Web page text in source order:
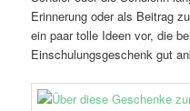
Erinnerung oder als Beitrag
ein paar tolle Ideen vor, die
Einschulungsgeschenk gut